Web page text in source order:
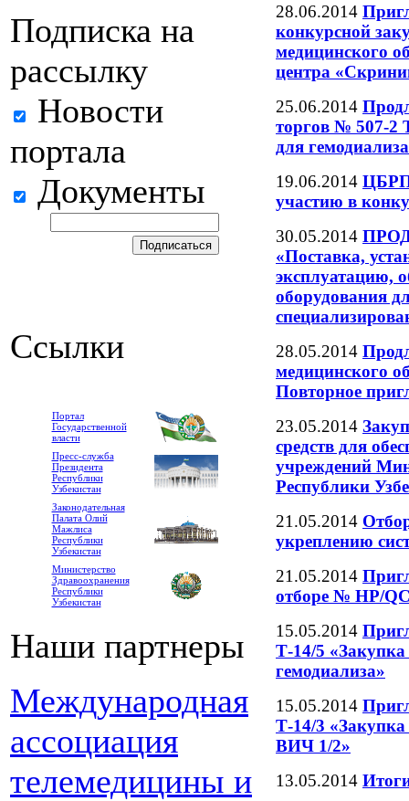
Подписка на
рассылку
Новости
портала
Документы
Ссылки
Портал
Государственной
власти
Пресс-служба
Президента
Республики
Узбекистан
Законодательная
Палата Олий
Мажлиса
Республики
Узбекистан
Министерство
Здравоохранения
Республики
Узбекистан
Наши партнеры
Международная
ассоциация
телемедицины и
28.06.2014
конкурсной
медицинского
центра
25.06.2014
торгов № 507-2
для
19.06.2014 ЦБРП
участию в
30.05.2014
«Поставка,
эксплуатацию,
оборудования
28.05.2014
медицинского
Повторное
23.05.2014
средств для
учреждений
Республики
21.05.2014
укреплению
21.05.2014
отборе № HP/
15.05.2014
Т-14/5
гемодиализа»
15.05.2014
Т-14/3
ВИЧ 1/2»
13.05.2014